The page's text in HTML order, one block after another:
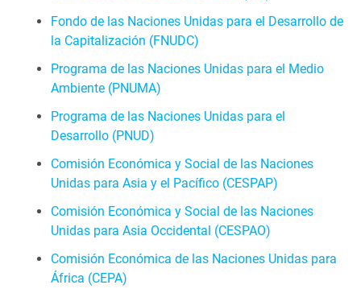
Fondo de las Naciones Unidas para el Desarrollo de
la Capitalización (FNUDC)
Programa de las Naciones Unidas para el Medio
Ambiente (PNUMA)
Programa de las Naciones Unidas para el
Desarrollo (PNUD)
Comisión Económica y Social de las Naciones
Unidas para Asia y el Pacífico (CESPAP)
Comisión Económica y Social de las Naciones
Unidas para Asia Occidental (CESPAO)
Comisión Económica de las Naciones Unidas para
África (CEPA)